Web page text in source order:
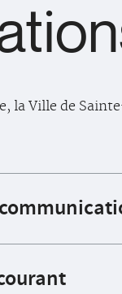
la Ville de